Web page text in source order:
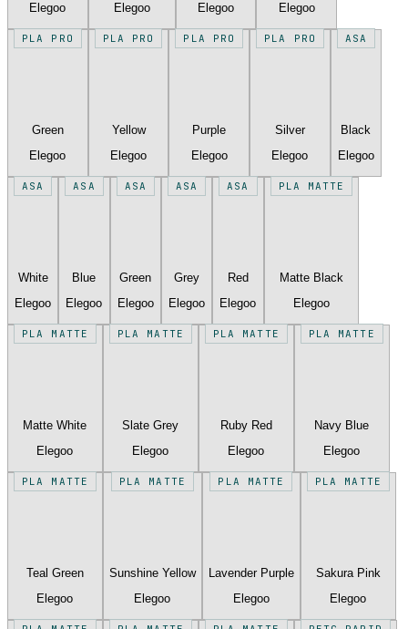
Elegoo
Elegoo
Elegoo
Elegoo
PLA PRO
Green
Elegoo
PLA PRO
Yellow
Elegoo
PLA PRO
Purple
Elegoo
PLA PRO
Silver
Elegoo
ASA
Black
Elegoo
ASA
White
Elegoo
ASA
Blue
Elegoo
ASA
Green
Elegoo
ASA
Grey
Elegoo
ASA
Red
Elegoo
PLA MATTE
Matte Black
Elegoo
PLA MATTE
Matte White
Elegoo
PLA MATTE
Slate Grey
Elegoo
PLA MATTE
Ruby Red
Elegoo
PLA MATTE
Navy Blue
Elegoo
PLA MATTE
Teal Green
Elegoo
PLA MATTE
Sunshine Yellow
Elegoo
PLA MATTE
Lavender Purple
Elegoo
PLA MATTE
Sakura Pink
Elegoo